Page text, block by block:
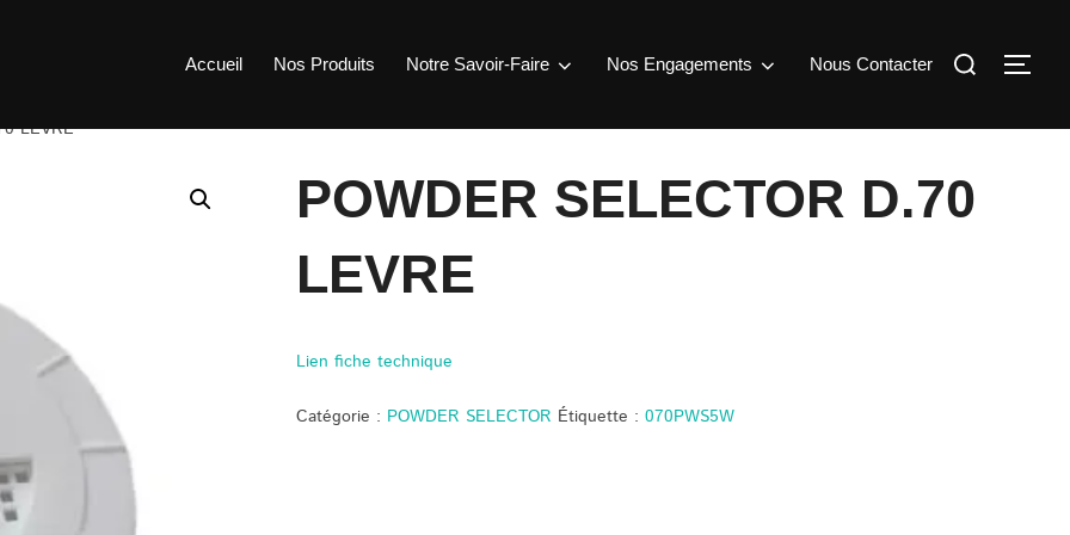
Accueil Nos Produits Notre Savoir-Faire Nos Engagements Nous Contacter
Rechercher :
LEVRE
POWDER SELECTOR D.70
LEVRE
Lien fiche technique
Catégorie : POWDER SELECTOR Étiquette : 070PWS5W